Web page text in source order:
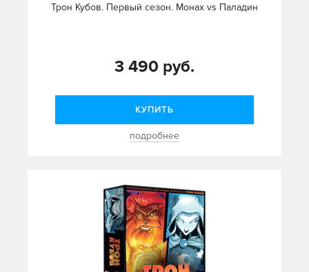
Трон Кубов. Первый сезон. Монах vs Паладин
3 490 руб.
КУПИТЬ
подробнее